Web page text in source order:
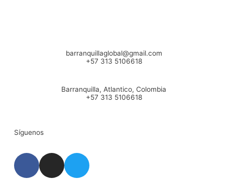
barranquillaglobal@gmail.com
+57 313 5106618
Barranquilla, Atlantico, Colombia
+57 313 5106618
Síguenos